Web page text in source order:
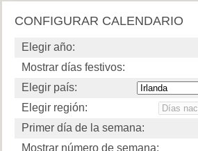
CONFIGURAR CALENDARIO
Elegir año:
Mostrar días festivos:
Elegir país:
Elegir región:
Primer día de la semana:
Mostrar número de semana: